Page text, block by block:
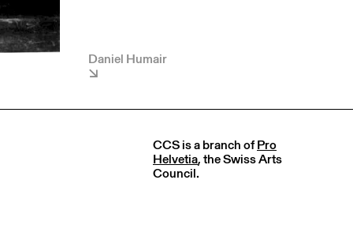
Daniel Humair
CCS is a branch ofPro
Helvetia, the Swiss Arts
Council.